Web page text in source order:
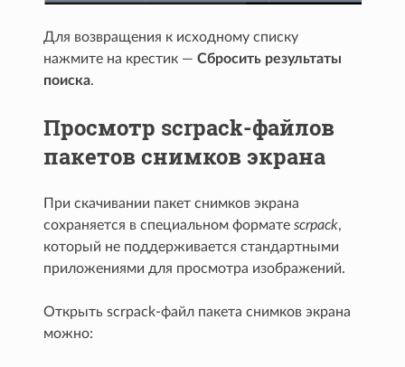
Для возвращения к исходному списку
нажмите на крестик —Сбросить результаты
поиска.
Просмотр scrpack-файлов
пакетов снимков экрана
При скачивании пакет снимков экрана
сохраняется в специальном форматеscrpack,
который не поддерживается стандартными
приложениями для просмотра изображений.
Открыть scrpack-файл пакета снимков экрана
можно: